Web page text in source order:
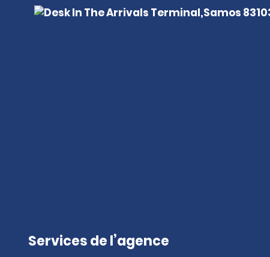
Services de l’agence